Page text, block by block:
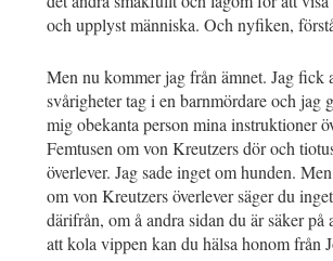
och upplyst människa. Och nyfiken,
Men nu kommer jag från ämnet. Jag fick
svårigheter tag i en barnmördare och jag
mig obekanta person mina instruktioner
Femtusen om von Kreutzers dör och
överlever. Jag sade inget om hunden.
om von Kreutzers överlever säger du
därifrån, om å andra sidan du är säker på
att kola vippen kan du hälsa honom från